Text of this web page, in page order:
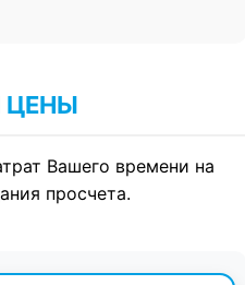
Вашего времени на
просчета.